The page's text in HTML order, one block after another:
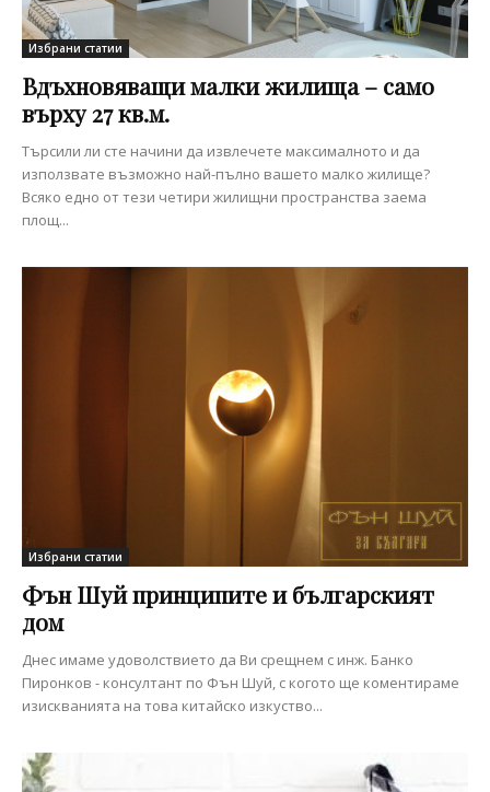
Избрани статии
Вдъхновяващи малки жилища – само
върху 27 кв.м.
Търсили ли сте начини да извлечете максималното и да
използвате възможно най-пълно вашето малко жилище?
Всяко едно от тези четири жилищни пространства заема
площ...
Избрани статии
Фън Шуй принципите и българският
дом
Днес имаме удоволствието да Ви срещнем с инж. Банко
Пиронков - консултант по Фън Шуй, с когото ще коментираме
изискванията на това китайско изкуство...